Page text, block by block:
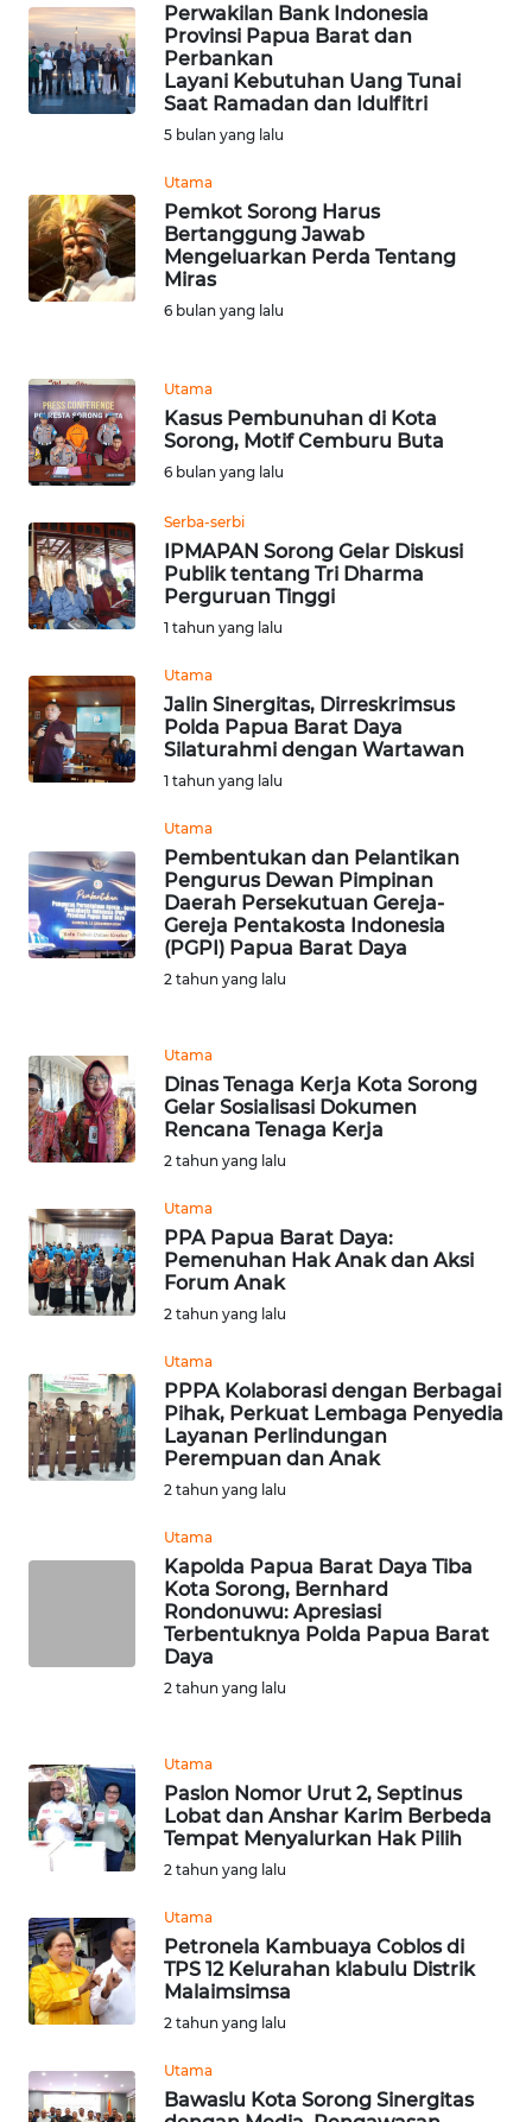
Perwakilan Bank Indonesia
Provinsi Papua Barat dan
Perbankan
Layani Kebutuhan Uang Tunai
Saat Ramadan dan Idulfitri
5 bulan yang lalu
Utama
Pemkot Sorong Harus
Bertanggung Jawab
Mengeluarkan Perda Tentang
Miras
6 bulan yang lalu
Utama
Kasus Pembunuhan di Kota
Sorong, Motif Cemburu Buta
6 bulan yang lalu
Serba-serbi
IPMAPAN Sorong Gelar Diskusi
Publik tentang Tri Dharma
Perguruan Tinggi
1 tahun yang lalu
Utama
Jalin Sinergitas, Dirreskrimsus
Polda Papua Barat Daya
Silaturahmi dengan Wartawan
1 tahun yang lalu
Utama
Pembentukan dan Pelantikan
Pengurus Dewan Pimpinan
Daerah Persekutuan Gereja-
Gereja Pentakosta Indonesia
(PGPI) Papua Barat Daya
2 tahun yang lalu
Utama
Dinas Tenaga Kerja Kota Sorong
Gelar Sosialisasi Dokumen
Rencana Tenaga Kerja
2 tahun yang lalu
Utama
PPA Papua Barat Daya:
Pemenuhan Hak Anak dan Aksi
Forum Anak
2 tahun yang lalu
Utama
PPPA Kolaborasi dengan Berbagai
Pihak, Perkuat Lembaga Penyedia
Layanan Perlindungan
Perempuan dan Anak
2 tahun yang lalu
Utama
Kapolda Papua Barat Daya Tiba
Kota Sorong, Bernhard
Rondonuwu: Apresiasi
Terbentuknya Polda Papua Barat
Daya
2 tahun yang lalu
Utama
Paslon Nomor Urut 2, Septinus
Lobat dan Anshar Karim Berbeda
Tempat Menyalurkan Hak Pilih
2 tahun yang lalu
Utama
Petronela Kambuaya Coblos di
TPS 12 Kelurahan klabulu Distrik
Malaimsimsa
2 tahun yang lalu
Utama
Bawaslu Kota Sorong Sinergitas
WN
SERAMBI
WN
SULTRA
WN
SULTENG
WN
WN
BABEL
SUMBAR
WN
SUMSEL
BENGKULU
WN
LAMPUNG
WN
NUSANTARA
JOGJA
WN
JATIM
WN
BALI
WN
KALBAR
WN
KALTIM
SULSEL
WN
GORONTALO
WN
SULUT